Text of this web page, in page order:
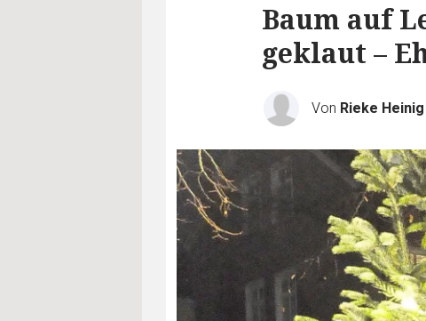
Baum auf
geklaut –
Von Rieke Heinig